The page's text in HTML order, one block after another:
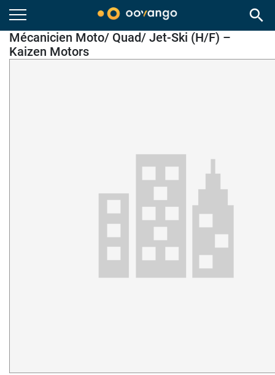
search
Mécanicien Moto/ Quad/ Jet-Ski (H/F) –
Kaizen Motors